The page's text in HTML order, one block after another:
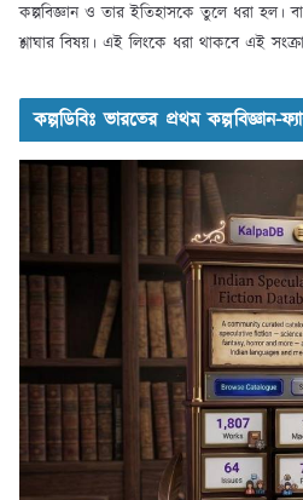
কল্পবিজ্ঞান ও তার ইতিহাসকে তুলে ধরা হল।
শ্লাঘার বিষয়। এই লিংকে ধরা থাকবে এই
কল্পডিবিঃ ভারতের প্রথম কল্পবিজ্ঞান-